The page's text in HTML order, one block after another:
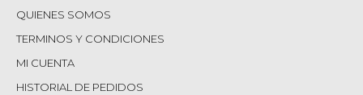
QUIENES SOMOS
TERMINOS Y CONDICIONES
MI CUENTA
HISTORIAL DE PEDIDOS